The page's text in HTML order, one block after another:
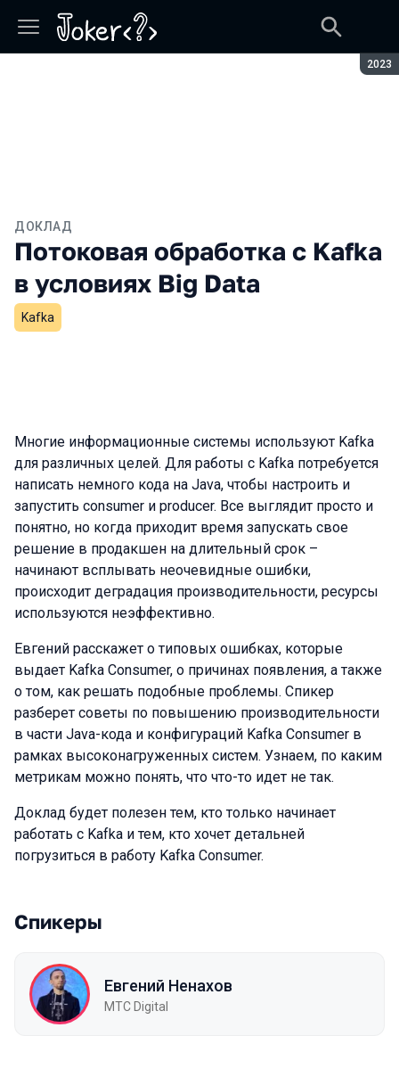
2023
ДОКЛАД
Потоковая обработка с Kafka
в условиях Big Data
Kafka
Многие информационные системы используют Kafka
для различных целей. Для работы с Kafka потребуется
написать немного кода на Java, чтобы настроить и
запустить consumer и producer. Все выглядит просто и
понятно, но когда приходит время запускать свое
решение в продакшен на длительный срок –
начинают всплывать неочевидные ошибки,
происходит деградация производительности, ресурсы
используются неэффективно.
Евгений расскажет о типовых ошибках, которые
выдает Kafka Consumer, о причинах появления, а также
о том, как решать подобные проблемы. Спикер
разберет советы по повышению производительности
в части Java-кода и конфигураций Kafka Consumer в
рамках высоконагруженных систем. Узнаем, по каким
метрикам можно понять, что что-то идет не так.
Доклад будет полезен тем, кто только начинает
работать с Kafka и тем, кто хочет детальней
погрузиться в работу Kafka Consumer.
Спикеры
Евгений Ненахов
МТС Digital